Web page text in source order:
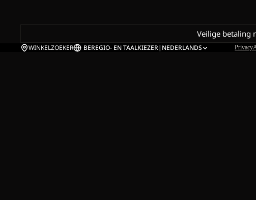
Veilige betaling
WINKELZOEKER BEREGIO- EN TAALKIEZER| NEDERLANDS Privacy